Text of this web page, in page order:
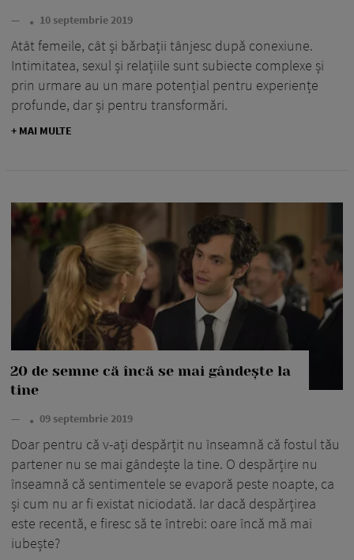
— 10 septembrie 2019
Atât femeile, cât și bărbații tânjesc după conexiune.
Intimitatea, sexul și relațiile sunt subiecte complexe și
prin urmare au un mare potențial pentru experiențe
profunde, dar și pentru transformări.
+ MAI MULTE
20 de semne că încă se mai gândește la
tine
— 09 septembrie 2019
Doar pentru că v-ați despărțit nu înseamnă că fostul tău
partener nu se mai gândește la tine. O despărțire nu
înseamnă că sentimentele se evaporă peste noapte, ca
și cum nu ar fi existat niciodată. Iar dacă despărțirea
este recentă, e firesc să te întrebi: oare încă mă mai
iubește?